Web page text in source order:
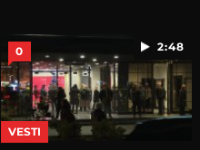
2:48
0
VESTI